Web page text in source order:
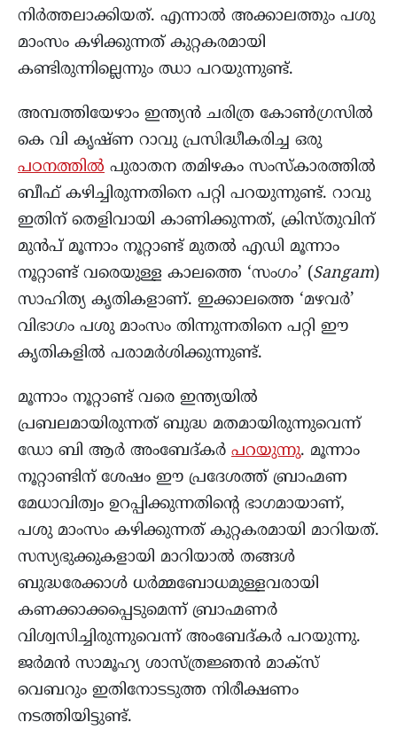
നിർത്തലാക്കിയത്. എന്നാൽ അക്കാലത്തും പശു
മാംസം കഴിക്കുന്നത് കുറ്റകരമായി
കണ്ടിരുന്നില്ലെന്നും ഝാ പറയുന്നുണ്ട്.
അമ്പത്തിയേഴാം ഇന്ത്യൻ ചരിത്ര കോൺഗ്രസിൽ
കെ വി കൃഷ്ണ റാവു പ്രസിദ്ധീകരിച്ച ഒരു
പഠനത്തിൽ പുരാതന തമിഴകം സംസ്കാരത്തിൽ
ബീഫ് കഴിച്ചിരുന്നതിനെ പറ്റി പറയുന്നുണ്ട്. റാവു
ഇതിന് തെളിവായി കാണിക്കുന്നത്, ക്രിസ്തുവിന്
മുൻപ് മൂന്നാം നൂറ്റാണ്ട് മുതൽ എഡി മൂന്നാം
നൂറ്റാണ്ട് വരെയുള്ള കാലത്തെ ‘സംഗം’ (Sangam)
സാഹിത്യ കൃതികളാണ്. ഇക്കാലത്തെ ‘മഴവർ’
വിഭാഗം പശു മാംസം തിന്നുന്നതിനെ പറ്റി ഈ
കൃതികളിൽ പരാമർശിക്കുന്നുണ്ട്.
മൂന്നാം നൂറ്റാണ്ട് വരെ ഇന്ത്യയിൽ
പ്രബലമായിരുന്നത് ബുദ്ധ മതമായിരുന്നുവെന്ന്
ഡോ ബി ആർ അംബേദ്കർ പറയുന്നു. മൂന്നാം
നൂറ്റാണ്ടിന് ശേഷം ഈ പ്രദേശത്ത് ബ്രാഹ്മണ
മേധാവിത്വം ഉറപ്പിക്കുന്നതിന്റെ ഭാഗമായാണ്,
പശു മാംസം കഴിക്കുന്നത് കുറ്റകരമായി മാറിയത്.
സസ്യഭുക്കുകളായി മാറിയാൽ തങ്ങൾ
ബുദ്ധരേക്കാൾ ധർമ്മബോധമുള്ളവരായി
കണക്കാക്കപ്പെടുമെന്ന് ബ്രാഹ്മണർ
വിശ്വസിച്ചിരുന്നുവെന്ന് അംബേദ്കർ പറയുന്നു.
ജർമൻ സാമൂഹ്യ ശാസ്ത്രജ്ഞൻ മാക്സ്
വെബറും ഇതിനോടടുത്ത നിരീക്ഷണം
നടത്തിയിട്ടുണ്ട്.